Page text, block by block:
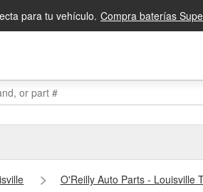
para tu vehículo. Compra baterías
O'Reilly Auto Parts - Louisville